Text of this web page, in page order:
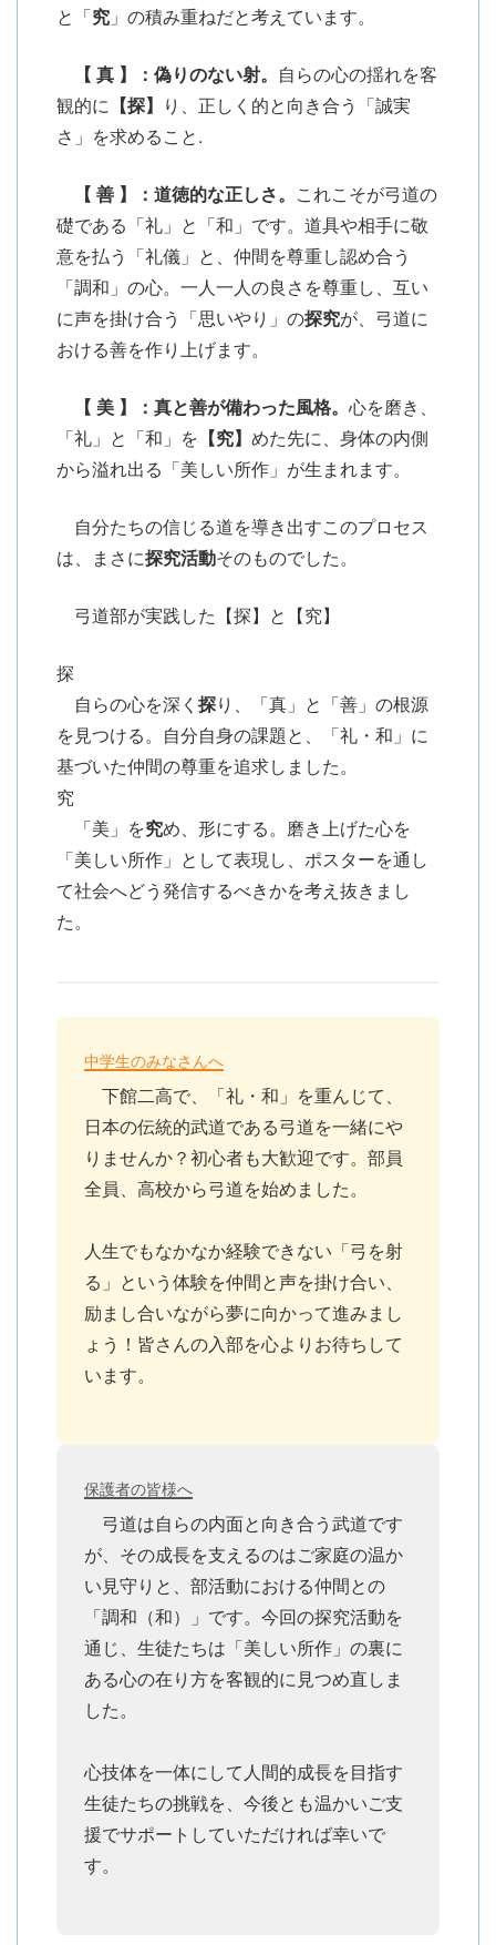
と「究 」の積み重ねだと考えています。
【 真 】：偽りのない射。 自らの心の揺れを客
観的に 【探】 り、正しく的と向き合う「誠実
さ」を求めること.
【 善 】：道徳的な正しさ。 これこそが弓道の
礎である「礼」と「和」です。道具や相手に敬
意を払う「礼儀」と、仲間を尊重し認め合う
「調和」の心。一人一人の良さを尊重し、互い
に声を掛け合う「思いやり」の探究が、弓道に
おける善を作り上げます。
【 美 】：真と善が備わった風格。 心を磨き、
「礼」と「和」を 【究】 めた先に、身体の内側
から溢れ出る「美しい所作」が生まれます。
自分たちの信じる道を導き出すこのプロセス
は、まさに探究活動そのものでした。
弓道部が実践した【探】と【究】
探
自らの心を深く 探り、「真」と「善」の根源
を見つける。自分自身の課題と、「礼・和」に
基づいた仲間の尊重を追求しました。
究
「美」を究め、形にする。磨き上げた心を
「美しい所作」として表現し、ポスターを通し
て社会へどう発信するべきかを考え抜きまし
た。
中学生のみなさんへ
下館二高で、「礼・和」を重んじて、
日本の伝統的武道である弓道を一緒にや
りませんか？初心者も大歓迎です。部員
全員、高校から弓道を始めました。
人生でもなかなか経験できない「弓を射
る」という体験を仲間と声を掛け合い、
励まし合いながら夢に向かって進みまし
ょう！皆さんの入部を心よりお待ちして
います。
保護者の皆様へ
弓道は自らの内面と向き合う武道です
が、その成長を支えるのはご家庭の温か
い見守りと、部活動における仲間との
「調和（和）」です。今回の探究活動を
通じ、生徒たちは「美しい所作」の裏に
ある心の在り方を客観的に見つめ直しま
した。
心技体を一体にして人間的成長を目指す
生徒たちの挑戦を、今後とも温かいご支
援でサポートしていただければ幸いで
す。